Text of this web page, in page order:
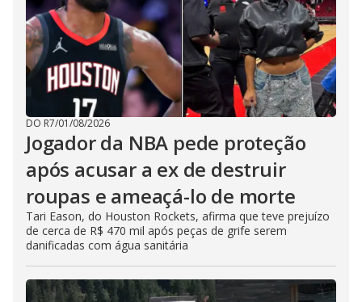
DO R7/01/08/2026
Jogador da NBA pede proteção
após acusar a ex de destruir
roupas e ameaçá-lo de morte
Tari Eason, do Houston Rockets, afirma que teve prejuízo
de cerca de R$ 470 mil após peças de grife serem
danificadas com água sanitária